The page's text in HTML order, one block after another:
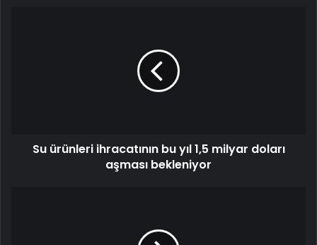
Su ürünleri ihracatının bu yıl 1,5 milyar doları
aşması bekleniyor